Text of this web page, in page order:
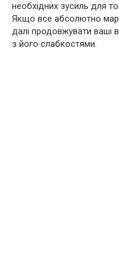
необхідних зусиль для
Якщо все абсолютно
далі продовжувати ваші
з його слабкостями.